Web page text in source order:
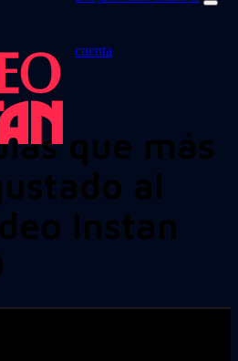
cuenta
que más
al
Instan